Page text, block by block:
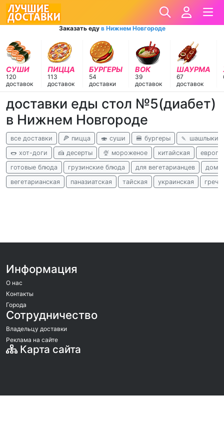
Заказать еду в Нижнем Новгороде
СУШИ
120
доставок
ПИЦЦА
113
доставок
БУРГЕРЫ
54
доставки
ВОК
39
доставок
ШАУРМА
67
доставок
доставки еды стол №5(диабет)
в Нижнем Новгороде
все доставки 🍕 пицца 🍣 суши 🍔 бургеры
🍡 шашлыки
🌭 хот-доги
🍰 десерты 🍨 мороженое китайская
готовые блюда
грузинские блюда для вегетарианцев
вегетарианская
паназиатская тайская украинская
Информация
О нас
Контакты
Города
Сотрудничество
Владельцу доставки
Реклама на сайте
Карта сайта